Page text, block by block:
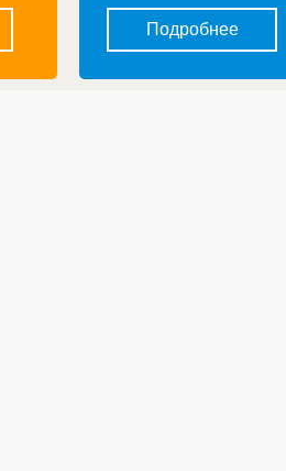
Подробнее